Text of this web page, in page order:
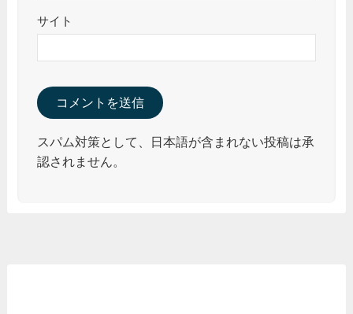
サイト
スパム対策として、日本語が含まれない投稿は承
認されません。